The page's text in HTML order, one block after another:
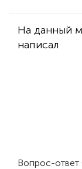
На данный
написал
Вопрос-ответ